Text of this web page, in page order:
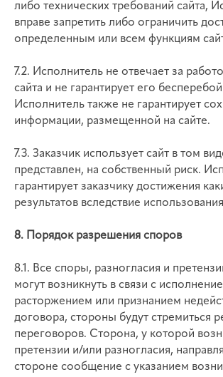
либо технических требований сайта,
вправе запретить либо ограничить
определенным или всем функциям
7.2. Исполнитель не отвечает за
сайта и не гарантирует его
Исполнитель также не гарантирует
информации, размещенной на сайте.
7.3. Заказчик использует сайт в том
представлен, на собственный риск.
гарантирует заказчику достижения
результатов вследствие
8. Порядок разрешения споров
8.1. Все споры, разногласия и
могут возникнуть в связи с
расторжением или признанием
договора, стороны будут стремиться
переговоров. Сторона, у которой
претензии и/или разногласия,
стороне сообщение с указанием